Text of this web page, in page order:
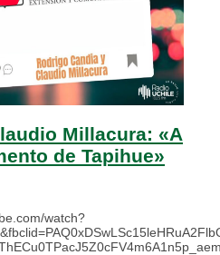
Millacura: «A
de Tapihue»
watch?